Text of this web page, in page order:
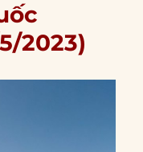
2023)